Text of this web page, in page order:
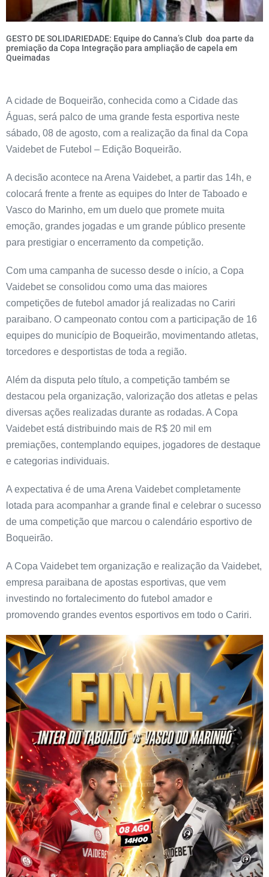
GESTO DE SOLIDARIEDADE: Equipe do Canna’s Club doa parte da
premiação da Copa Integração para ampliação de capela em
Queimadas
A cidade de Boqueirão, conhecida como a Cidade das
Águas, será palco de uma grande festa esportiva neste
sábado, 08 de agosto, com a realização da final da Copa
Vaidebet de Futebol – Edição Boqueirão.
A decisão acontece na Arena Vaidebet, a partir das 14h, e
colocará frente a frente as equipes do Inter de Taboado e
Vasco do Marinho, em um duelo que promete muita
emoção, grandes jogadas e um grande público presente
para prestigiar o encerramento da competição.
Com uma campanha de sucesso desde o início, a Copa
Vaidebet se consolidou como uma das maiores
competições de futebol amador já realizadas no Cariri
paraibano. O campeonato contou com a participação de 16
equipes do município de Boqueirão, movimentando atletas,
torcedores e desportistas de toda a região.
Além da disputa pelo título, a competição também se
destacou pela organização, valorização dos atletas e pelas
diversas ações realizadas durante as rodadas. A Copa
Vaidebet está distribuindo mais de R$ 20 mil em
premiações, contemplando equipes, jogadores de destaque
e categorias individuais.
A expectativa é de uma Arena Vaidebet completamente
lotada para acompanhar a grande final e celebrar o sucesso
de uma competição que marcou o calendário esportivo de
Boqueirão.
A Copa Vaidebet tem organização e realização da Vaidebet,
empresa paraibana de apostas esportivas, que vem
investindo no fortalecimento do futebol amador e
promovendo grandes eventos esportivos em todo o Cariri.